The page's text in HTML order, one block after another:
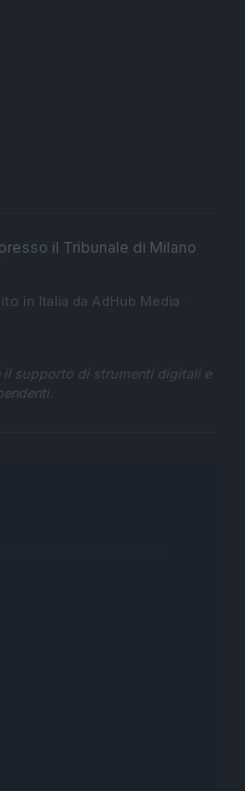
il Tribunale di Milano
in Italia da AdHub Media
il supporto di strumenti digitali e